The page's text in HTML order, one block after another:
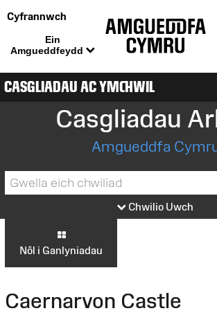
Cyfrannwch
Ein
Amgueddfeydd
CASGLIADAU AC YMCHWIL
Casgliadau
Amgueddfa
Chwilio Uwch
Nôl i Ganlyniadau
Caernarvon Castle